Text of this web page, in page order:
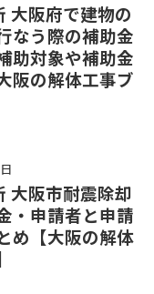
大阪府で建物の
なう際の補助金
助対象や補助金
阪の解体工事ブ
大阪市耐震除却
・申請者と申請
め【大阪の解体